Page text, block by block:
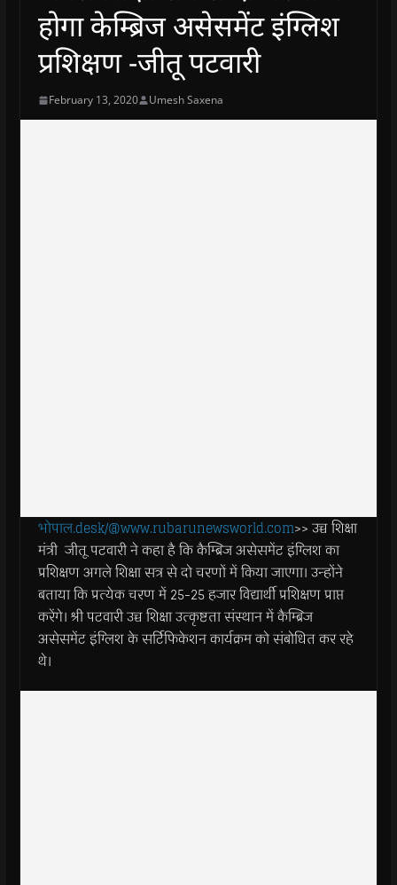
होगा केम्ब्रिज असेसमेंट इंग्लिश
प्रशिक्षण -जीतू पटवारी
February 13, 2020 Umesh Saxena
भोपाल.desk/@www.rubarunewsworld.com>> उच्च शिक्षा
मंत्री जीतू पटवारी ने कहा है कि कैम्ब्रिज असेसमेंट इंग्लिश का
प्रशिक्षण अगले शिक्षा सत्र से दो चरणों में किया जाएगा। उन्होंने
बताया कि प्रत्येक चरण में 25-25 हजार विद्यार्थी प्रशिक्षण प्राप्त
करेंगे। श्री पटवारी उच्च शिक्षा उत्कृष्टता संस्थान में कैम्ब्रिज
असेसमेंट इंग्लिश के सर्टिफिकेशन कार्यक्रम को संबोधित कर रहे
थे।